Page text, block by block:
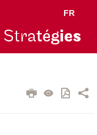
FR
Stratégies